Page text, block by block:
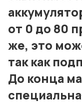
от 0 до 80
же, это
так как
До конца